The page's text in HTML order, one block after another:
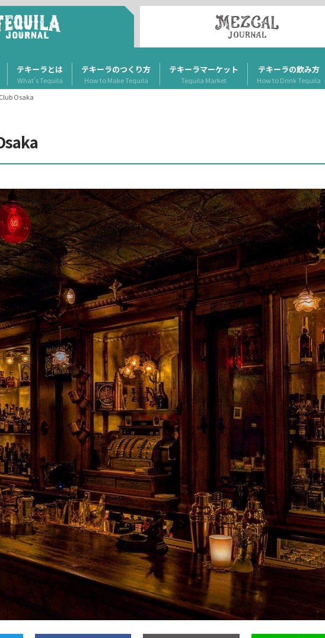
テキーラとは
What’s Tequila
テキーラのつくり方
How to Make Tequila
テキーラマーケット
Tequila Market
テキーラの飲み方
How to Drink Tequila
Osaka